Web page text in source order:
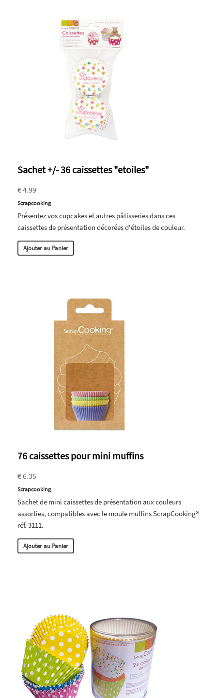
Sachet +/- 36 caissettes "etoiles"
€ 4.99
Scrapcooking
Présentez vos cupcakes et autres pâtisseries dans ces
caissettes de présentation décorées d'étoiles de couleur.
Ajouter au Panier
76 caissettes pour mini muffins
€ 6.35
Scrapcooking
Sachet de mini caissettes de présentation aux couleurs
assorties, compatibles avec le moule muffins ScrapCooking®
réf. 3111.
Ajouter au Panier